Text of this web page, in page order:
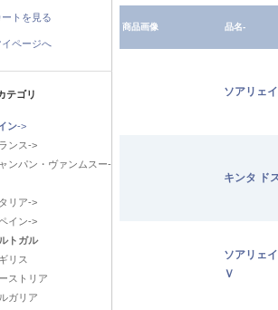
ートを見る
イページへ
ゴリ
ン->
ンス->
ンパン・ヴァンムスー-
リア->
イン->
トガル
リス
ストリア
ガリア
商品画像 品名-
ソアリェ
キンタ ド
ソアリェ
Ｖ